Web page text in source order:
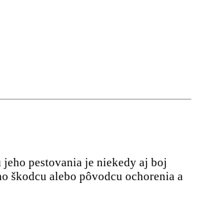
pestovania je niekedy aj boj
škodcu alebo pôvodcu ochorenia a